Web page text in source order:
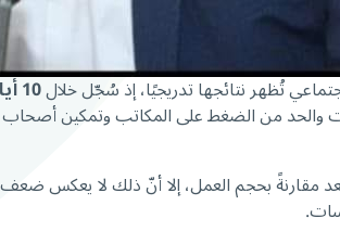
تُظهر نتائجها تدريجيًا، إذ سُجّل خلال10 أيام
من الضغط على المكاتب وتمكين أصحاب
التي صدرت منذ 2/1/2026 لا يُعدّ مرتفعًا بعد مقارنةً بحجم